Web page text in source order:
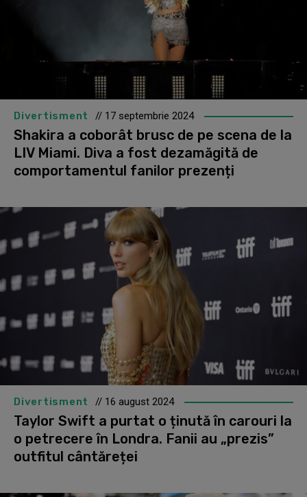
Divertisment // 17 septembrie 2024
Shakira a coborât brusc de pe scena de la
LIV Miami. Diva a fost dezamăgită de
comportamentul fanilor prezenți
Divertisment // 16 august 2024
Taylor Swift a purtat o ținută în carouri la
o petrecere în Londra. Fanii au „prezis”
outfitul cântăreței